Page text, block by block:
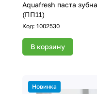
Aquafresh паста
(ПП11)
Код: 1002530
В корзину
Новинка